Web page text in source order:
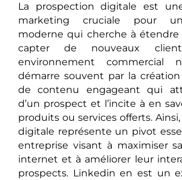
La prospection digitale est
marketing cruciale pour
moderne qui cherche à
capter de nouveaux
environnement commercial
démarre souvent par la
de contenu engageant qui
d’un prospect et l’incite à en
produits ou services offerts.
digitale représente un pivot
entreprise visant à maximiser
internet et à améliorer leur
prospects. Linkedin en est un